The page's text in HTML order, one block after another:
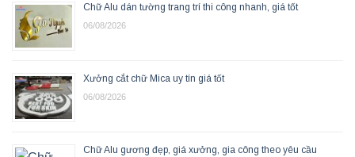
Chữ Alu dán tường trang trí thi công nhanh, giá tốt
06/08/2026
Xưởng cắt chữ Mica uy tín giá tốt
06/08/2026
Chữ Alu gương đẹp, giá xưởng, gia công theo yêu cầu